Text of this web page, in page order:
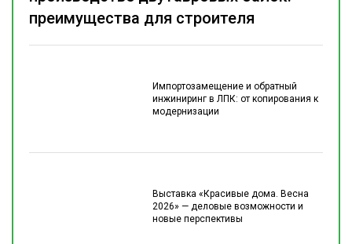
Импортозамещение и обратный
инжиниринг в ЛПК: от копирования к
модернизации
Выставка «Красивые дома. Весна
2026» — деловые возможности и
новые перспективы
преимущества для строителя